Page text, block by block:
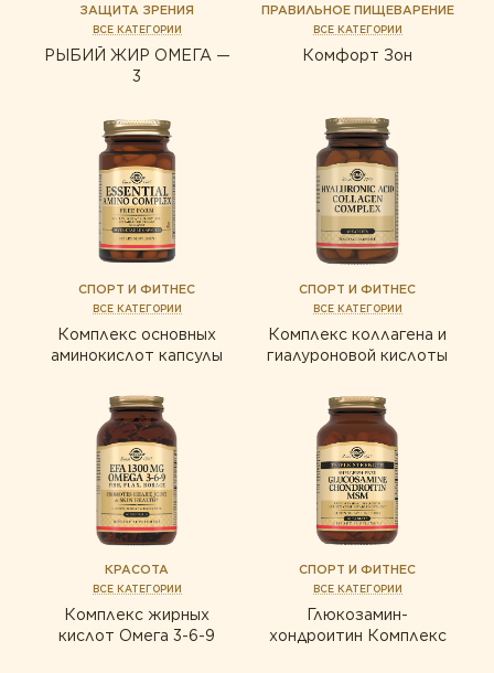
ЗАЩИТА ЗРЕНИЯ
ВСЕ КАТЕГОРИИ
РЫБИЙ ЖИР ОМЕГА —
3
ПРАВИЛЬНОЕ ПИЩЕВАРЕНИЕ
ВСЕ КАТЕГОРИИ
Комфорт Зон
СПОРТ И ФИТНЕС
ВСЕ КАТЕГОРИИ
Комплекс основных
аминокислот капсулы
СПОРТ И ФИТНЕС
ВСЕ КАТЕГОРИИ
Комплекс коллагена и
гиалуроновой кислоты
КРАСОТА
ВСЕ КАТЕГОРИИ
Комплекс жирных
кислот Омега 3-6-9
СПОРТ И ФИТНЕС
ВСЕ КАТЕГОРИИ
Глюкозамин-
хондроитин Комплекс